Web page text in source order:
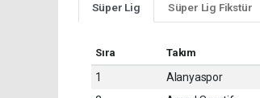
Süper Lig Süper Lig Fikstür
Sıra Takım
1 Alanyaspor